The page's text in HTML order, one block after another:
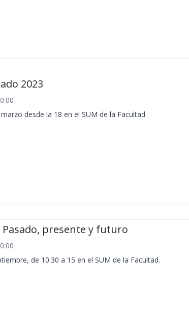
2023
desde la 18 en el SUM de la Facultad
Pasado, presente y futuro
de 10.30 a 15 en el SUM de la Facultad.